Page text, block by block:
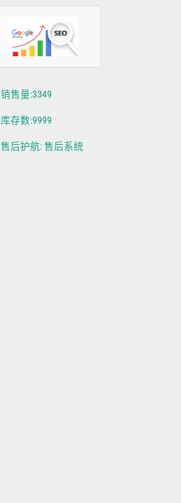
销售量:3349
库存数:9999
售后护航: 售后系统